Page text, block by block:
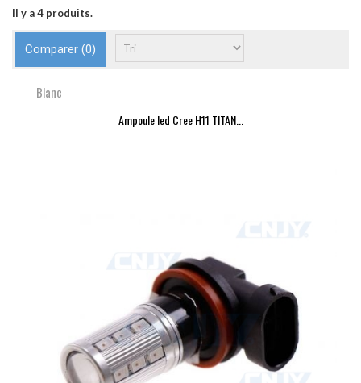
Il y a 4 produits.
Comparer (0)
Blanc
Ampoule led Cree H11 TITAN...